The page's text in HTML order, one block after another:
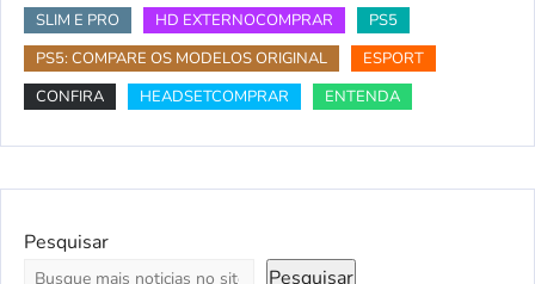
SLIM E PRO
HD EXTERNOCOMPRAR
PS5
PS5: COMPARE OS MODELOS ORIGINAL
ESPORT
CONFIRA
HEADSETCOMPRAR ENTENDA
Pesquisar
Pesquisar